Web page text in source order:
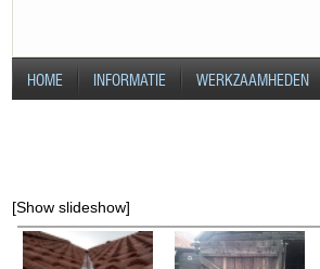
HOME INFORMATIE WERKZAAMHEDEN
[Show slideshow]